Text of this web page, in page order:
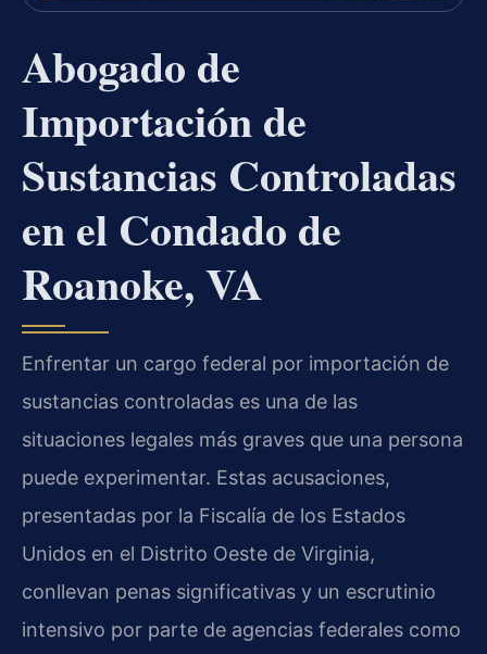
Abogado de
Importación de
Sustancias Controladas
en el Condado de
Roanoke, VA
Enfrentar un cargo federal por importación de
sustancias controladas es una de las
situaciones legales más graves que una persona
puede experimentar. Estas acusaciones,
presentadas por la Fiscalía de los Estados
Unidos en el Distrito Oeste de Virginia,
conllevan penas significativas y un escrutinio
intensivo por parte de agencias federales como